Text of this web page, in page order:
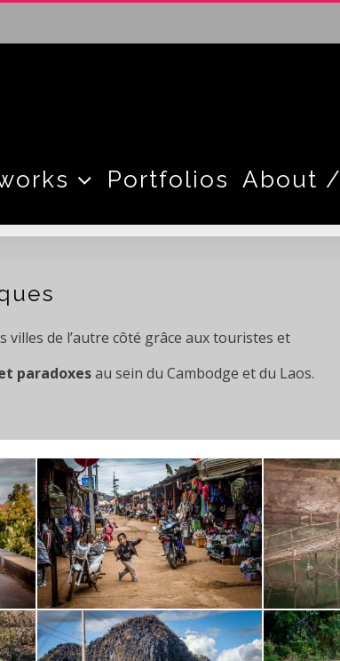
Portfolios About /
villes de l’autre côté grâce aux touristes et
paradoxesau sein du Cambodge et du Laos.